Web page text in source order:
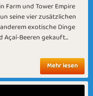
Farm und Tower Empire
seine vier zusätzlichen
exotische Dinge
Açaí-Beeren gekauft...
Mehr lesen